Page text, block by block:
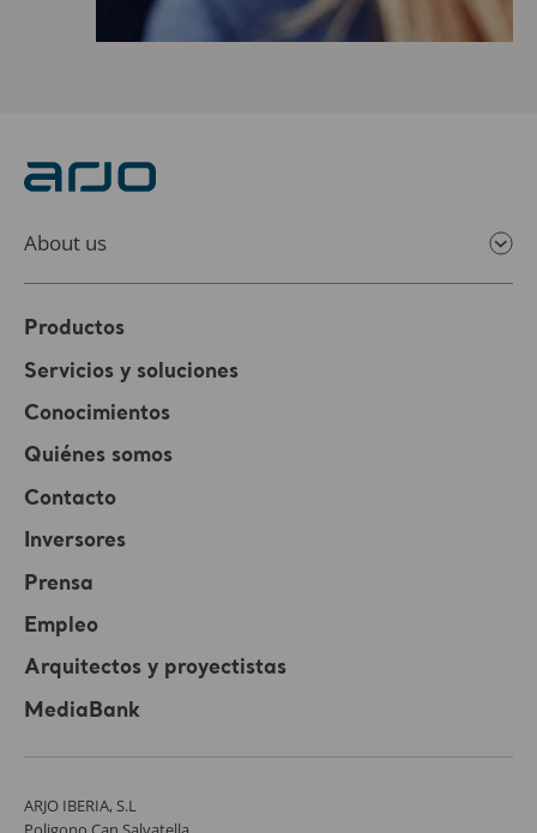
About us
Productos
Servicios y soluciones
Conocimientos
Quiénes somos
Contacto
Inversores
Prensa
Empleo
Arquitectos y proyectistas
MediaBank
ARJO IBERIA, S.L